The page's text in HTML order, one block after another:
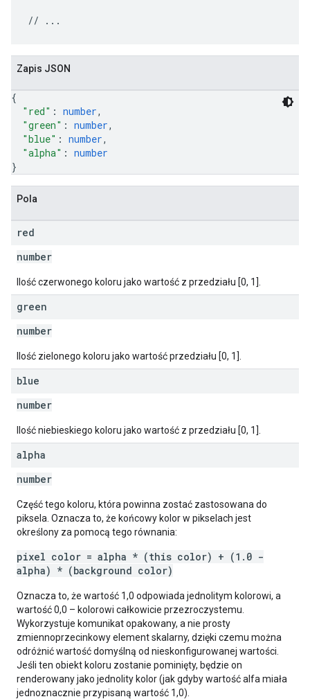
Zapis JSON
{
"red" : number,
"green" : number,
"blue" : number,
"alpha" : number
}
Pola
red
number
Ilość czerwonego koloru jako wartość z przedziału [0, 1].
green
number
Ilość zielonego koloru jako wartość przedziału [0, 1].
blue
number
Ilość niebieskiego koloru jako wartość z przedziału [0, 1].
alpha
number
Część tego koloru, która powinna zostać zastosowana do
piksela. Oznacza to, że końcowy kolor w pikselach jest
określony za pomocą tego równania:
pixel color = alpha * (this color) + (1.0 -
alpha) * (background color)
Oznacza to, że wartość 1,0 odpowiada jednolitym kolorowi, a
wartość 0,0 – kolorowi całkowicie przezroczystemu.
Wykorzystuje komunikat opakowany, a nie prosty
zmiennoprzecinkowy element skalarny, dzięki czemu można
odróżnić wartość domyślną od nieskonfigurowanej wartości.
Jeśli ten obiekt koloru zostanie pominięty, będzie on
renderowany jako jednolity kolor (jak gdyby wartość alfa miała
jednoznacznie przypisaną wartość 1,0).